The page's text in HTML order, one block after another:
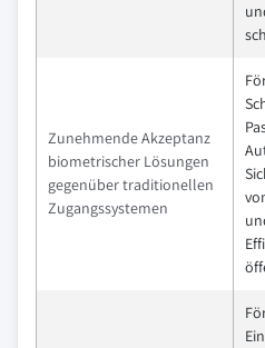
Zunehmende Akzeptanz
biometrischer Lösungen
gegenüber traditionellen
Zugangssystemen